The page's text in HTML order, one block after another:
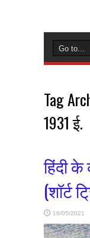
Tag
1931 ई.
हिंदी
(शॉर्ट
16/05/2021